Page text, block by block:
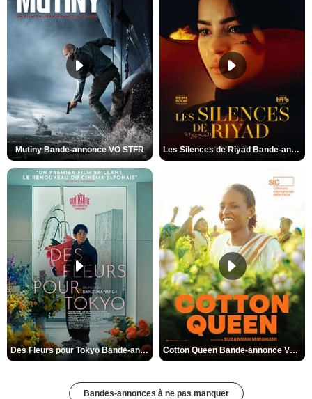
Mutiny Bande-annonce VO STFR Les Silences de Riyad Bande-annonce VO STFR
Des Fleurs pour Tokyo Bande-annonce VO STFR Cotton Queen Bande-annonce VO STFR
Bandes-annonces à ne pas manquer